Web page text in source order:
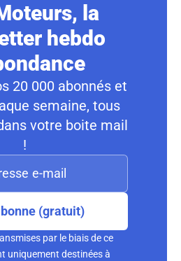
la
hebdo
20 000 abonnés et
semaine, tous
votre boite mail
!
(gratuit)
par le biais de ce
uniquement destinées à